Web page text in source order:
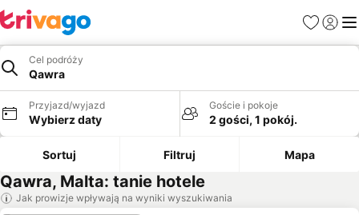
Ulubione
Cel podróży
Qawra
Przyjazd/wyjazd
Wybierz daty
Goście i pokoje
2 gości, 1 pokój.
Sortuj Filtruj Mapa
Qawra, Malta: tanie hotele
Jak prowizje wpływają na wyniki wyszukiwania